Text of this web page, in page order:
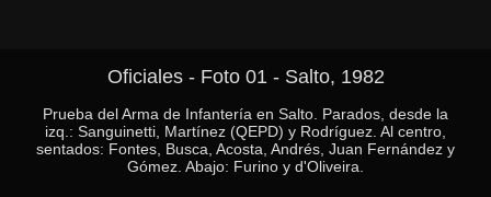
Oficiales - Foto 01 - Salto, 1982
Prueba del Arma de Infantería en Salto. Parados, desde la
izq.: Sanguinetti, Martínez (QEPD) y Rodríguez. Al centro,
sentados: Fontes, Busca, Acosta, Andrés, Juan Fernández y
Gómez. Abajo: Furino y d'Oliveira.